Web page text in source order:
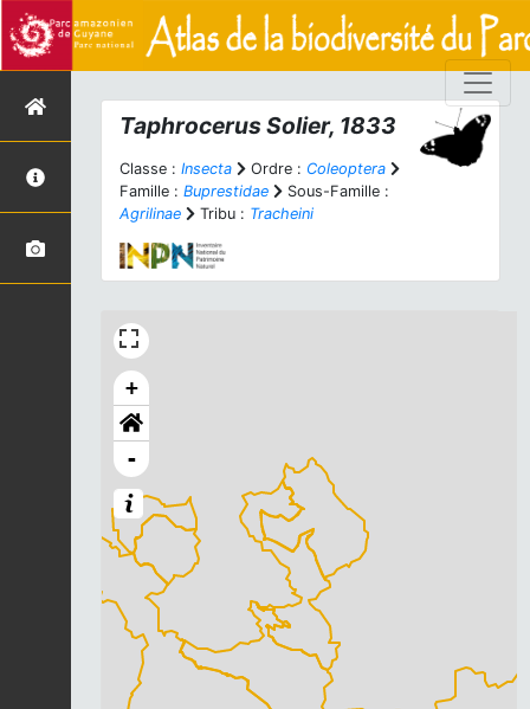
Taphrocerus Solier, 1833
Classe : Insecta Ordre : Coleoptera
Famille : Buprestidae
Sous-Famille :
Agrilinae
Tribu : Tracheini
+
-